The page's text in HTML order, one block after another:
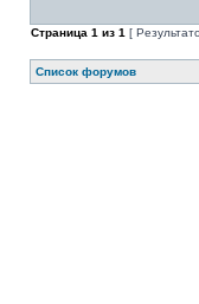
Страница 1 из 1 [
Список форумов